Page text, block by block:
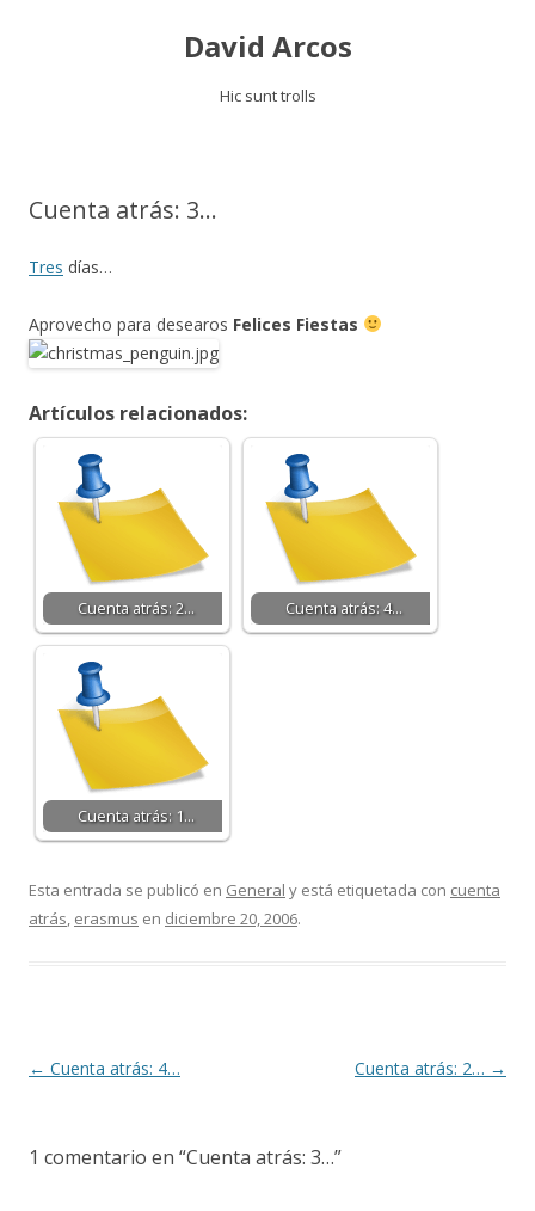
David Arcos
Hic sunt trolls
Cuenta atrás: 3…
Tres días…
Aprovecho para desearos Felices Fiestas
Artículos relacionados:
Cuenta atrás: 2… Cuenta atrás: 4…
Cuenta atrás: 1…
Esta entrada se publicó en General y está etiquetada con cuenta
atrás, erasmus en diciembre 20, 2006.
Navegación
← Cuenta atrás: 4… Cuenta atrás: 2… →
1 comentario en “Cuenta atrás: 3…”